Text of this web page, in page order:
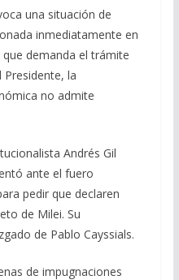
una situación de
inmediatamente en
demanda el trámite
Presidente, la
no admite
Andrés Gil
ante el fuero
pedir que declaren
de Milei. Su
de Pablo Cayssials.
de impugnaciones